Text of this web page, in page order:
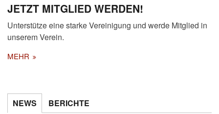
JETZT MITGLIED WERDEN!
Unterstütze eine starke Vereinigung und werde Mitglied in
unserem Verein.
MEHR
NEWS BERICHTE